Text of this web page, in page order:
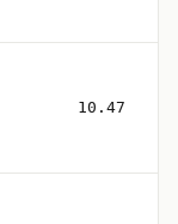
10.47